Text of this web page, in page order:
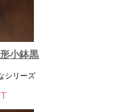
小鉢黒
シリーズ